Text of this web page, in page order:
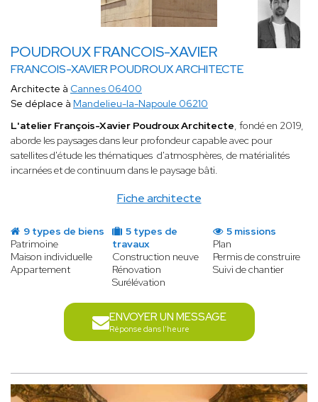
POUDROUX FRANCOIS-XAVIER
FRANCOIS-XAVIER POUDROUX ARCHITECTE
Fiche architecte
Architecte à Cannes 06400
Se déplace à Mandelieu-la-Napoule 06210
L'atelier François-Xavier Poudroux Architecte, fondé en 2019,
aborde les paysages dans leur profondeur capable avec pour
satellites d'étude les thématiques d'atmosphères, de matérialités
incarnées et de continuum dans le paysage bâti.
9 types de biens
Patrimoine
Maison individuelle
Appartement
5 types de
travaux
Construction neuve
Rénovation
Surélévation
5 missions
Plan
Permis de construire
Suivi de chantier
ENVOYER UN MESSAGE
Réponse dans l'heure